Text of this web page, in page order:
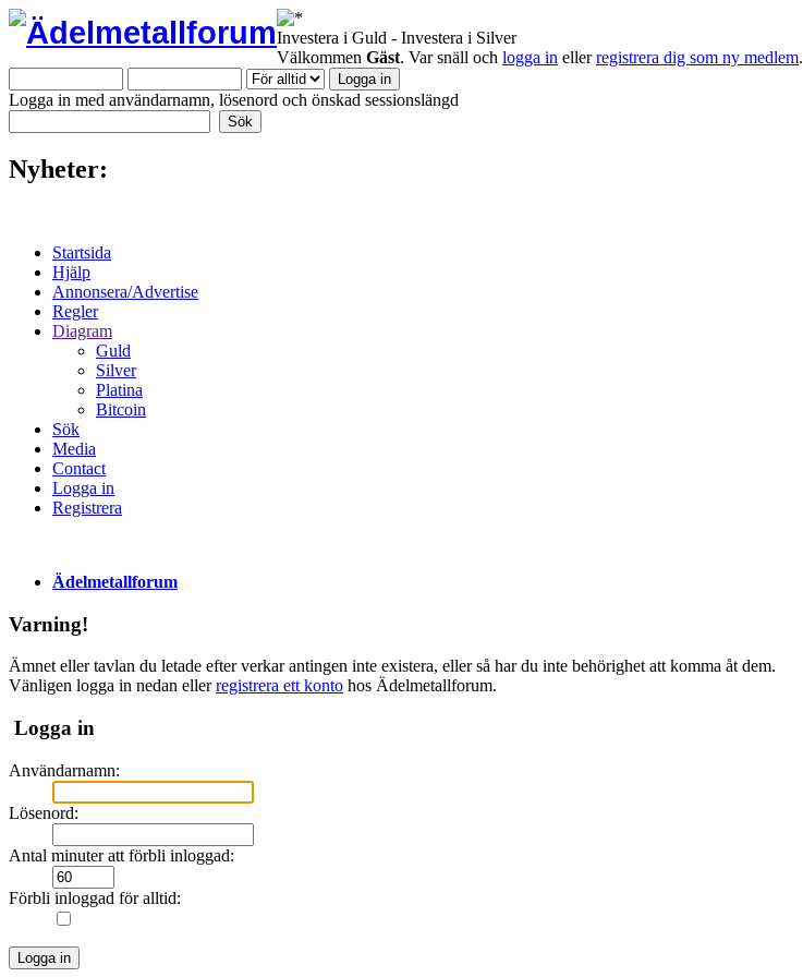
Investera i Guld - Investera i Silver
Välkommen Gäst. Var snäll och logga in ellerregistrera dig som ny medlem.
Logga in med användarnamn, lösenord och önskad sessionslängd
Nyheter:
Startsida
Hjälp
Annonsera/Advertise
Regler
Diagram
Guld
Silver
Platina
Bitcoin
Sök
Media
Contact
Logga in
Registrera
Ädelmetallforum
Varning!
Ämnet eller tavlan du letade efter verkar antingen inte existera, eller så har du inte behörighet att komma åt dem.
Vänligen logga in nedan ellerregistrera ett konto hos Ädelmetallforum.
Logga in
Användarnamn:
Lösenord:
Antal minuter att förbli inloggad:
Förbli inloggad för alltid: